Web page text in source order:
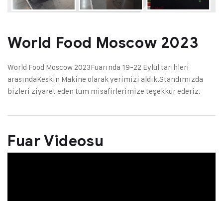
World Food Moscow 2023
World Food Moscow 2023Fuarında 19-22 Eylül tarihleri
arasındaKeskin Makine olarak yerimizi aldık.Standımızda
bizleri ziyaret eden tüm misafirlerimize teşekkür ederiz.
Fuar Videosu